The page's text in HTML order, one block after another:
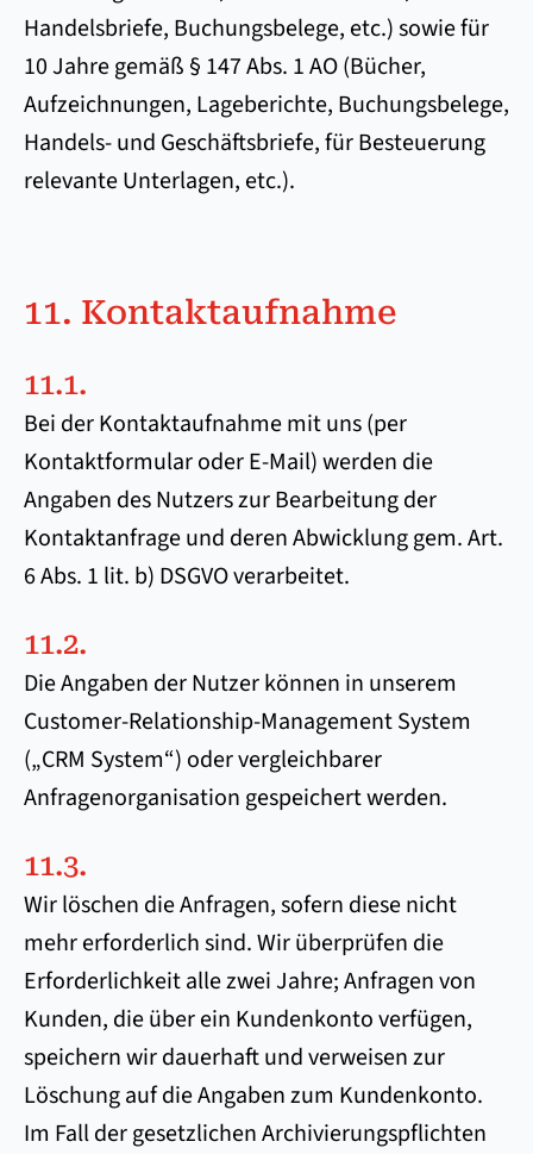
Handelsbriefe, Buchungsbelege, etc.) sowie für
10 Jahre gemäß § 147 Abs. 1 AO (Bücher,
Aufzeichnungen, Lageberichte, Buchungsbelege,
Handels- und Geschäftsbriefe, für Besteuerung
relevante Unterlagen, etc.).
11. Kontaktaufnahme
11.1.
Bei der Kontaktaufnahme mit uns (per
Kontaktformular oder E-Mail) werden die
Angaben des Nutzers zur Bearbeitung der
Kontaktanfrage und deren Abwicklung gem. Art.
6 Abs. 1 lit. b) DSGVO verarbeitet.
11.2.
Die Angaben der Nutzer können in unserem
Customer-Relationship-Management System
(„CRM System“) oder vergleichbarer
Anfragenorganisation gespeichert werden.
11.3.
Wir löschen die Anfragen, sofern diese nicht
mehr erforderlich sind. Wir überprüfen die
Erforderlichkeit alle zwei Jahre; Anfragen von
Kunden, die über ein Kundenkonto verfügen,
speichern wir dauerhaft und verweisen zur
Löschung auf die Angaben zum Kundenkonto.
Im Fall der gesetzlichen Archivierungspflichten